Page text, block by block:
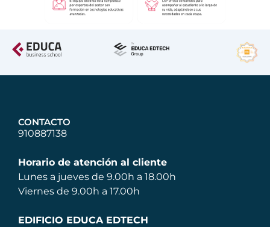
CONTACTO
910887138
Horario de atención al cliente
Lunes a jueves de 9.00h a 18.00h
Viernes de 9.00h a 17.00h
EDIFICIO EDUCA EDTECH